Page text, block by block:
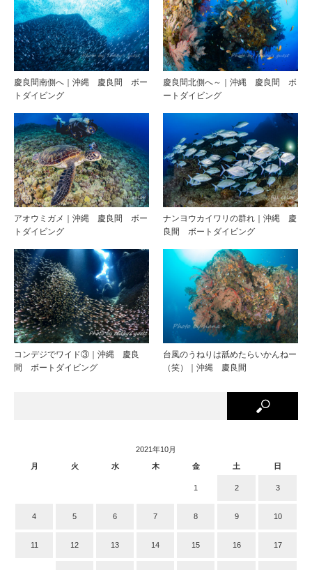
慶良間南側へ｜沖縄 慶良間 ボー
トダイビング
慶良間北側へ～｜沖縄 慶良間 ボ
ートダイビング
アオウミガメ｜沖縄 慶良間 ボー
トダイビング
ナンヨウカイワリの群れ｜沖縄 慶
良間 ボートダイビング
コンデジでワイド③｜沖縄 慶良
間 ボートダイビング
台風のうねりは舐めたらいかんねー
（笑）｜沖縄 慶良間
2021年10月
月
火 水 木 金 土 日
1 2 3
4 5 6 7 8 9 10
11 12 13 14 15 16 17